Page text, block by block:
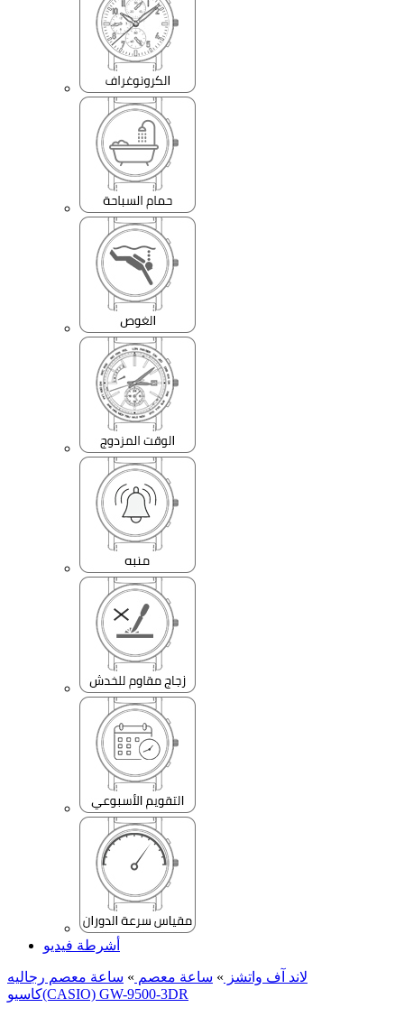
أشرطة فيديو
لاند آف واتشز » ساعة معصم » ساعة معصم رجالیه
کاسیو(CASIO) GW-9500-3DR